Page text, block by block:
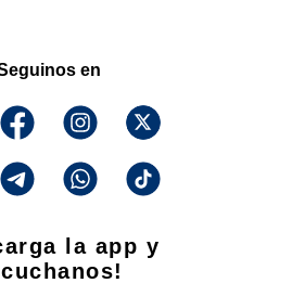
en
la app y